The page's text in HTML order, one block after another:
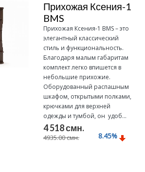
Прихожая Ксения-1
BMS
Прихожая Ксения-1 BMS – это
элегантный классический
стиль и функциональность.
Благодаря малым габаритам
комплект легко впишется в
небольшие прихожие.
Оборудованный распашным
шкафом, открытыми полками,
крючками для верхней
одежды и тумбой, он удоб...
4 518 смн.
4935.00 смн. 8.45%